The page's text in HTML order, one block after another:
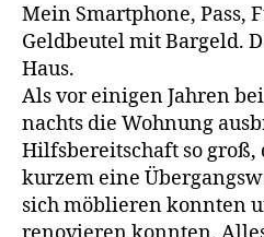
Mein Smartphone, Pass,
Geldbeutel mit Bargeld.
Haus.
Als vor einigen Jahren
nachts die Wohnung
Hilfsbereitschaft so groß,
kurzem eine
sich möblieren konnten